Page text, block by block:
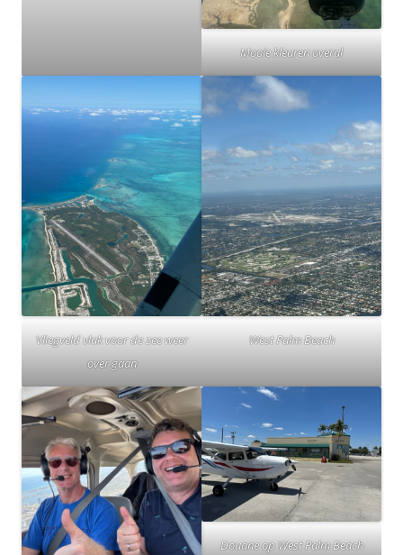
Mooie kleuren overal
Vliegveld vlak voor de zee weer
over gaan
West Palm Beach
Douane op West Palm Beach